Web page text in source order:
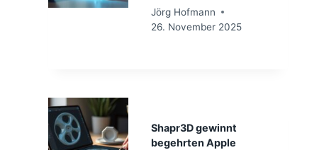
Jörg Hofmann
26. November 2025
Shapr3D gewinnt
begehrten Apple